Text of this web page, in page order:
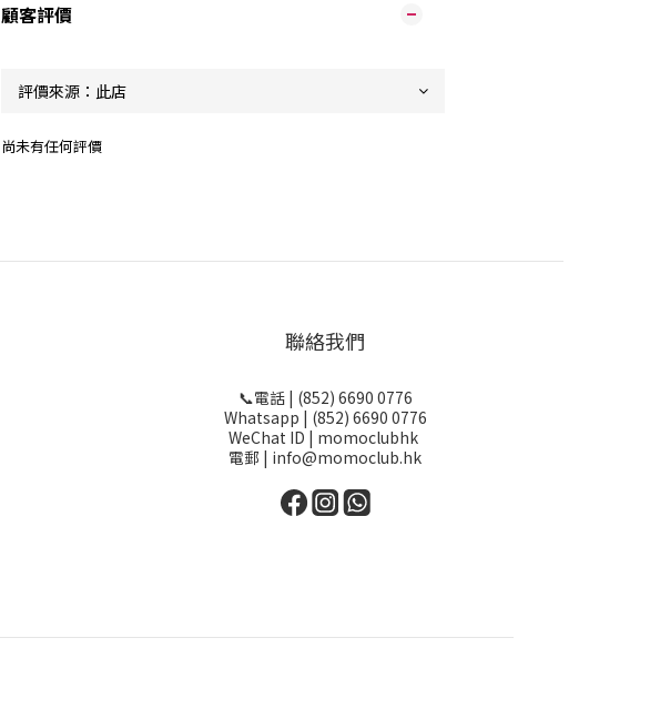
顧客評價
尚未有任何評價
聯絡我們
📞電話 | (852) 6690 0776
Whatsapp | (852) 6690 0776
WeChat ID | momoclubhk
電郵 | info@momoclub.hk